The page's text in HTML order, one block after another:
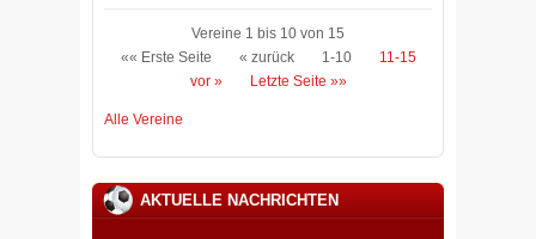
Vereine 1 bis 10 von 15
«« Erste Seite
« zurück 1-10
11-15
vor »
Letzte Seite »»
Alle Vereine
AKTUELLE NACHRICHTEN